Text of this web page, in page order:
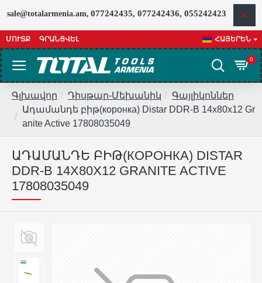
sale@totalarmenia.am, 077242435, 077242436, 055242423
ՄՈՒՏՔ ԳՐԱՆՑՎԵԼ ՀԱՅԵՐԵՆ
0
Գլխավոր Դիսթար-Մեխանիկ
Գայլիկոններ
Ադամանդե բիթ(коронка) Distar DDR-B 14x80x12 Gr
anite Active 17808035049
ԱԴԱՄԱՆԴԵ ԲԻԹ(КОРОНКА) DISTAR
DDR-B 14X80X12 GRANITE ACTIVE
17808035049